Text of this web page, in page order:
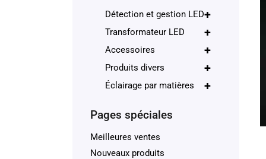
+
Détection et gestion LED
+
Transformateur LED
+
Accessoires
+
Produits divers
+
Éclairage par matières
Pages spéciales
Meilleures ventes
Nouveaux produits